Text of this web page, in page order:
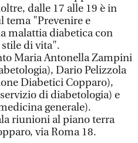
dalle 17 alle 19 è in
tema "Prevenire e
malattia diabetica con
di vita".
Maria Antonella Zampini
Dario Pelizzola
Diabetici Copparo),
di diabetologia) e
generale).
riunioni al piano terra
via Roma 18.